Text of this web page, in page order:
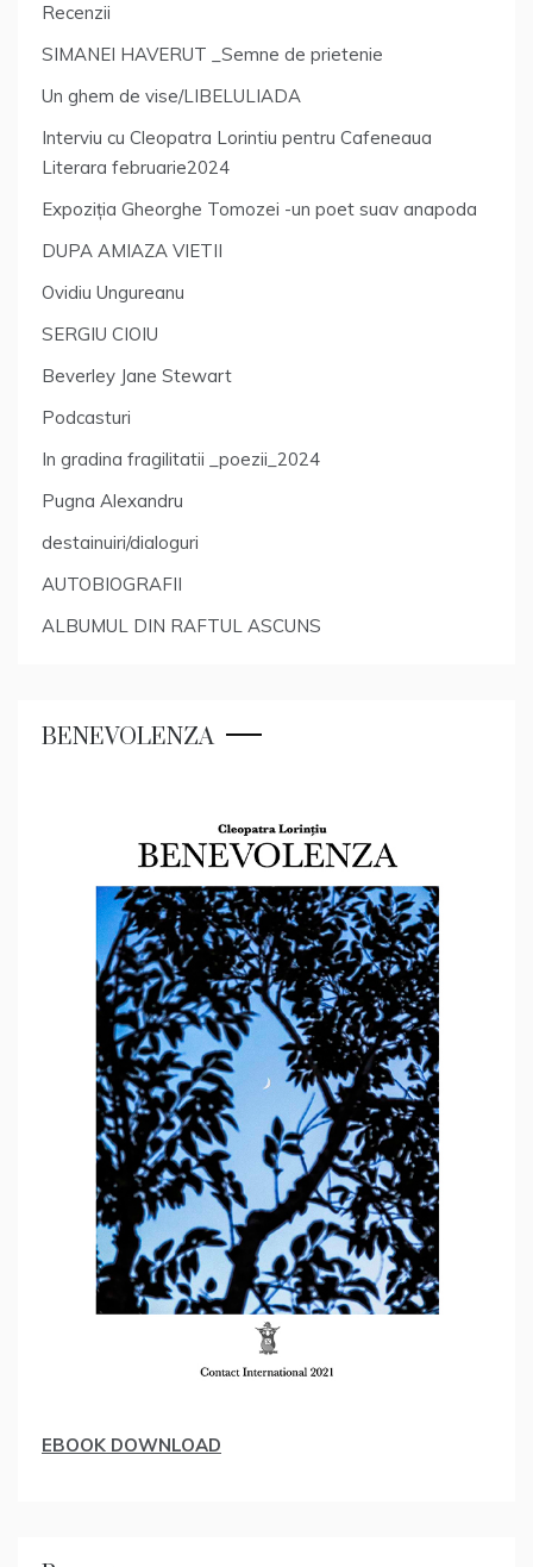
Recenzii
SIMANEI HAVERUT _Semne de prietenie
Un ghem de vise/LIBELULIADA
Interviu cu Cleopatra Lorintiu pentru Cafeneaua
Literara februarie2024
Expoziția Gheorghe Tomozei -un poet suav anapoda
DUPA AMIAZA VIETII
Ovidiu Ungureanu
SERGIU CIOIU
Beverley Jane Stewart
Podcasturi
In gradina fragilitatii _poezii_2024
Pugna Alexandru
destainuiri/dialoguri
AUTOBIOGRAFII
ALBUMUL DIN RAFTUL ASCUNS
BENEVOLENZA
EBOOK DOWNLOAD